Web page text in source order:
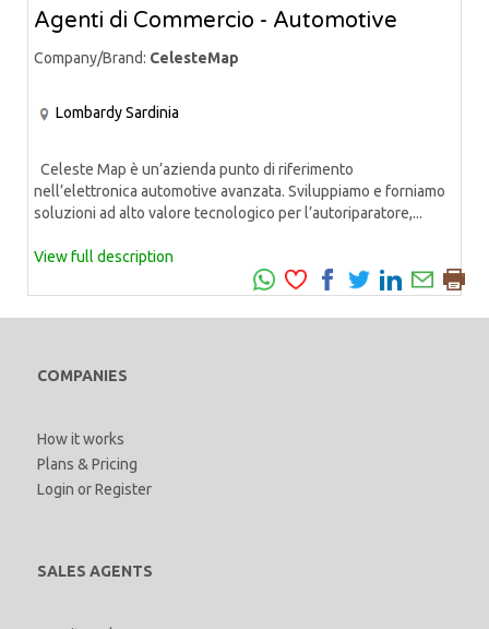
Agenti di Commercio - Automotive
Company/Brand: CelesteMap
LombardySardinia
Celeste Map è un’azienda punto di riferimento
nell’elettronica automotive avanzata. Sviluppiamo e forniamo
soluzioni ad alto valore tecnologico per l’autoriparatore,...
View full description
COMPANIES
How it works
Plans & Pricing
Login orRegister
SALES AGENTS